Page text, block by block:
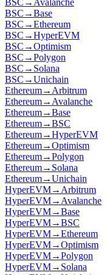
BSC →Base
BSC →Ethereum
BSC →HyperEVM
BSC →Optimism
BSC →Polygon
BSC → Solana
BSC →Unichain
Ethereum→ Arbitrum
Ethereum→ Avalanche
Ethereum→Base
Ethereum→BSC
Ethereum→HyperEVM
Ethereum→Optimism
Ethereum→Polygon
Ethereum→ Solana
Ethereum→Unichain
HyperEVM→ Arbitrum
HyperEVM→ Avalanche
HyperEVM→Base
HyperEVM→BSC
HyperEVM→Ethereum
HyperEVM→Optimism
HyperEVM→Polygon
HyperEVM→ Solana